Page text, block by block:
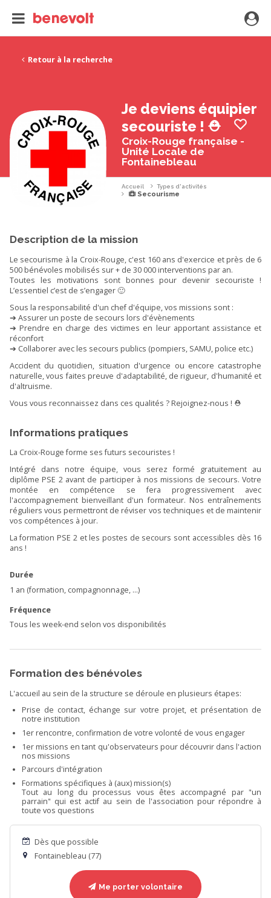
Retour à la recherche
Je deviens équipier
secouriste ! ⛑️
Croix-Rouge française -
Unité Locale de
Fontainebleau
Accueil Types d'activités
Secourisme
Description de la mission
Le secourisme à la Croix-Rouge, c'est 160 ans d'exercice et près de 6
500 bénévoles mobilisés sur + de 30 000 interventions par an.
Toutes les motivations sont bonnes pour devenir secouriste !
L’essentiel c’est de s’engager 🙂
Sous la responsabilité d'un chef d'équipe, vos missions sont :
➔ Assurer un poste de secours lors d'évènements
➔ Prendre en charge des victimes en leur apportant assistance et
réconfort
➔ Collaborer avec les secours publics (pompiers, SAMU, police etc.)
Accident du quotidien, situation d'urgence ou encore catastrophe
naturelle, vous faites preuve d'adaptabilité, de rigueur, d'humanité et
d'altruisme.
Vous vous reconnaissez dans ces qualités ? Rejoignez-nous ! ⛑️
Informations pratiques
La Croix-Rouge forme ses futurs secouristes !
Intégré dans notre équipe, vous serez formé gratuitement au
diplôme PSE 2 avant de participer à nos missions de secours. Votre
montée en compétence se fera progressivement avec
l'accompagnement bienveillant d'un formateur. Nos entraînements
réguliers vous permettront de réviser vos techniques et de maintenir
vos compétences à jour.
La formation PSE 2 et les postes de secours sont accessibles dès 16
ans !
Durée
1 an (formation, compagnonnage, ...)
Fréquence
Tous les week-end selon vos disponibilités
Formation des bénévoles
L'accueil au sein de la structure se déroule en plusieurs étapes:
Prise de contact, échange sur votre projet, et présentation de
notre institution
1er rencontre, confirmation de votre volonté de vous engager
1er missions en tant qu'observateurs pour découvrir dans l'action
nos missions
Parcours d'intégration
Formations spécifiques à (aux) mission(s)
Tout au long du processus vous êtes accompagné par "un
parrain" qui est actif au sein de l'association pour répondre à
toute vos questions
Dès que possible
Fontainebleau (77)
Me porter volontaire